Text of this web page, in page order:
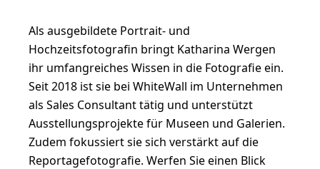
Als ausgebildete Portrait- und
Hochzeitsfotografin bringt Katharina Wergen
ihr umfangreiches Wissen in die Fotografie ein.
Seit 2018 ist sie bei WhiteWall im Unternehmen
als Sales Consultant tätig und unterstützt
Ausstellungsprojekte für Museen und Galerien.
Zudem fokussiert sie sich verstärkt auf die
Reportagefotografie. Werfen Sie einen Blick